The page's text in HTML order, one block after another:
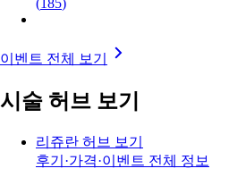
할인 전 가격33만원
20%26만 4천원